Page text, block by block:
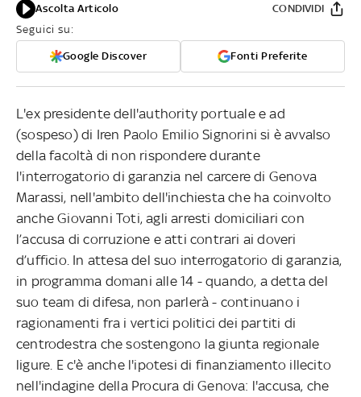
Ascolta Articolo
Seguici su:
Google Discover Fonti Preferite
CONDIVIDI
L'ex presidente dell'authority portuale e ad
(sospeso) di Iren Paolo Emilio Signorini si è avvalso
della facoltà di non rispondere durante
l'interrogatorio di garanzia nel carcere di Genova
Marassi, nell'ambito dell'inchiesta che ha coinvolto
anche Giovanni Toti, agli arresti domiciliari con
l’accusa di corruzione e atti contrari ai doveri
d’ufficio. In attesa del suo interrogatorio di garanzia,
in programma domani alle 14 - quando, a detta del
suo team di difesa, non parlerà - continuano i
ragionamenti fra i vertici politici dei partiti di
centrodestra che sostengono la giunta regionale
ligure. E c'è anche l'ipotesi di finanziamento illecito
nell'indagine della Procura di Genova: l'accusa, che